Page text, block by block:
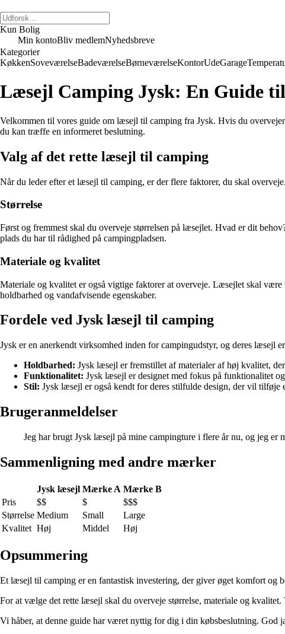
Kun Bolig
Min kontoBliv medlemNyhedsbreve
Kategorier
KøkkenSoveværelseBadeværelseBørneværelseKontorUdeGarage
Læsejl Camping Jysk: En Guide
Velkommen til vores guide om læsejl til camping fra Jysk. Hvis du
du kan træffe en informeret beslutning.
Valg af det rette læsejl til camping
Når du leder efter et læsejl til camping, er der flere faktorer, du skal
Størrelse
Først og fremmest skal du overveje størrelsen på læsejlet. Hvad er dit
plads du har til rådighed på campingpladsen.
Materiale og kvalitet
Materiale og kvalitet er også vigtige faktorer at overveje. Læsejlet skal
holdbarhed og vandafvisende egenskaber.
Fordele ved Jysk læsejl til camping
Jysk er en anerkendt virksomhed inden for campingudstyr, og deres
Holdbarhed: Jysk læsejl er fremstillet af materialer af høj kvalitet,
Funktionalitet: Jysk læsejl er designet med fokus på funktionalitet
Stil: Jysk læsejl er også kendt for deres stilfulde design, der vil
Brugeranmeldelser
Jeg har brugt Jysk læsejl på mine campingture i flere år nu, og jeg
Sammenligning med andre mærker
Jysk læsejl Mærke A Mærke B
Pris
$$ $
$$$
Størrelse Medium Small
Large
Kvalitet Høj Middel Høj
Opsummering
Et læsejl til camping er en fantastisk investering, der giver øget komfort
For at vælge det rette læsejl skal du overveje størrelse, materiale og
Vi håber, at denne guide har været nyttig for dig i din købsbeslutning. God